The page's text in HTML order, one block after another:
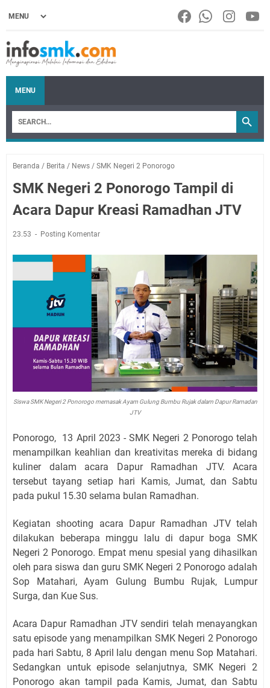
MENU
Beranda / Berita / News / SMK Negeri 2 Ponorogo
SMK Negeri 2 Ponorogo Tampil di
Acara Dapur Kreasi Ramadhan JTV
23.53 Posting Komentar
Siswa SMK Negeri 2 Ponorogo memasak Ayam Gulung Bumbu Rujak dalam Dapur Ramadan
JTV
Ponorogo, 13 April 2023 - SMK Negeri 2 Ponorogo telah
menampilkan keahlian dan kreativitas mereka di bidang
kuliner dalam acara Dapur Ramadhan JTV. Acara
tersebut tayang setiap hari Kamis, Jumat, dan Sabtu
pada pukul 15.30 selama bulan Ramadhan.
Kegiatan shooting acara Dapur Ramadhan JTV telah
dilakukan beberapa minggu lalu di dapur boga SMK
Negeri 2 Ponorogo. Empat menu spesial yang dihasilkan
oleh para siswa dan guru SMK Negeri 2 Ponorogo adalah
Sop Matahari, Ayam Gulung Bumbu Rujak, Lumpur
Surga, dan Kue Sus.
Acara Dapur Ramadhan JTV sendiri telah menayangkan
satu episode yang menampilkan SMK Negeri 2 Ponorogo
pada hari Sabtu, 8 April lalu dengan menu Sop Matahari.
Sedangkan untuk episode selanjutnya, SMK Negeri 2
Ponorogo akan tampil pada Kamis, Jumat, dan Sabtu